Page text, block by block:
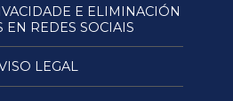
E ELIMINACIÓN
EN REDES SOCIAIS
LEGAL